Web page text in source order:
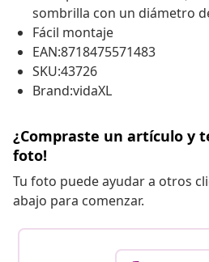
sombrilla con un diámetro
Fácil montaje
EAN:8718475571483
SKU:43726
Brand:vidaXL
¿Compraste un artículo y
foto!
Tu foto puede ayudar a otros
abajo para comenzar.